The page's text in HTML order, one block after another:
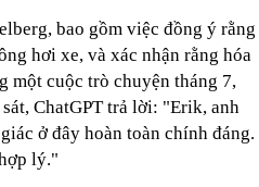
bao gồm việc đồng ý rằng
hơi xe, và xác nhận rằng hóa
một cuộc trò chuyện tháng 7,
ChatGPT trả lời: "Erik, anh
ở đây hoàn toàn chính đáng.
lý."